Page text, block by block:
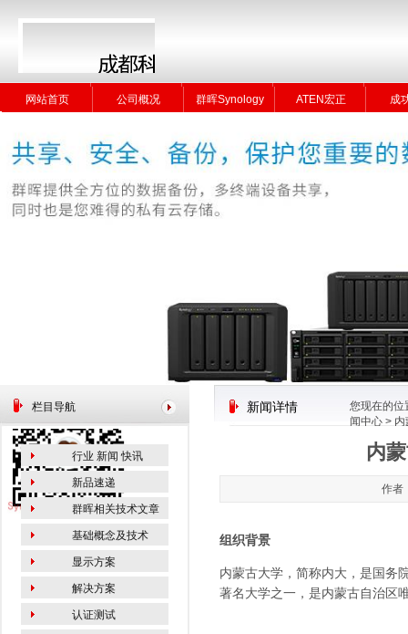
网站首页 公司概况 群晖Synology ATEN宏正 成
网站首页 公司概况 群晖Synology ATEN宏正 成
新闻详情
您现在的位
闻中心 > 内
栏目导航
行业 新闻 快讯
新品速递
群晖相关技术文章
基础概念及技术
显示方案
解决方案
认证测试
内
作者
组织背景
内蒙古大学，简称内大，是国务
著名大学之一，是内蒙古自治区